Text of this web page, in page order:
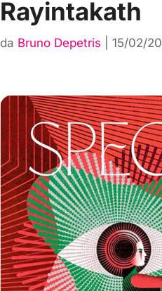
Rayintakath
da Bruno Depetris |15/02/